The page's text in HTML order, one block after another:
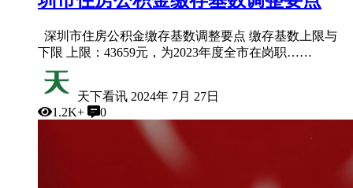
深圳市住房公积金缴存基数调整要点 缴存基数上限与
下限 上限：43659元，为2023年度全市在岗职……
天下看讯 2024年 7月 27日
1.2K+
0